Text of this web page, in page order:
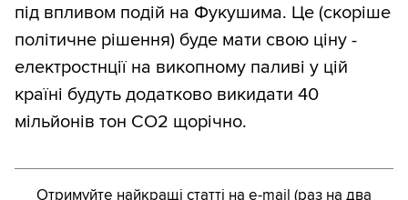
під впливом подій на Фукушима. Це (скоріше
політичне рішення) буде мати свою ціну -
електростнції на викопному паливі у цій
країні будуть додатково викидати 40
мільйонів тон СО2 щорічно.
Отримуйте найкращі статті на e-mail (раз на два